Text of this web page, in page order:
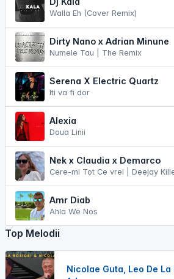
Walla Eh (Cover Remix)
Dirty Nano x Adrian Minune
Numele Tau | The Remix
Serena X Electric Quartz
Iti va fi dor
Alexia
Doua Linii
Nek x Claudia x Demarco
Cere-mi Tot Ce vrei | Deejay
Amr Diab
Ahla We Nos
Top Melodii
Nicolae Guta, Leo De La